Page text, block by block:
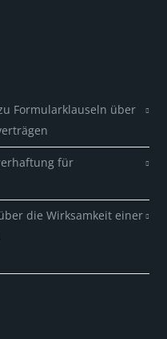
Formularklauseln über
für
die Wirksamkeit einer